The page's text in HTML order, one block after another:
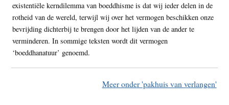
existentiële kerndilemma van boeddhisme is dat wij ieder delen in de
rotheid van de wereld, terwijl wij over het vermogen beschikken onze
bevrijding dichterbij te brengen door het lijden van de ander te
verminderen. In sommige teksten wordt dit vermogen
‘boeddhanatuur’ genoemd.
Meer onder 'pakhuis van verlangen'